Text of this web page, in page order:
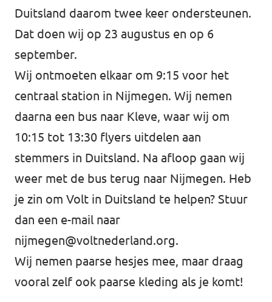
Duitsland daarom twee keer ondersteunen.
Dat doen wij op 23 augustus en op 6
september.
Wij ontmoeten elkaar om 9:15 voor het
centraal station in Nijmegen. Wij nemen
daarna een bus naar Kleve, waar wij om
10:15 tot 13:30 flyers uitdelen aan
stemmers in Duitsland. Na afloop gaan wij
weer met de bus terug naar Nijmegen. Heb
je zin om Volt in Duitsland te helpen? Stuur
dan een e-mail naar
nijmegen@voltnederland.org.
Wij nemen paarse hesjes mee, maar draag
vooral zelf ook paarse kleding als je komt!